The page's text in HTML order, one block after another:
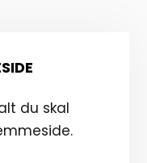
du skal